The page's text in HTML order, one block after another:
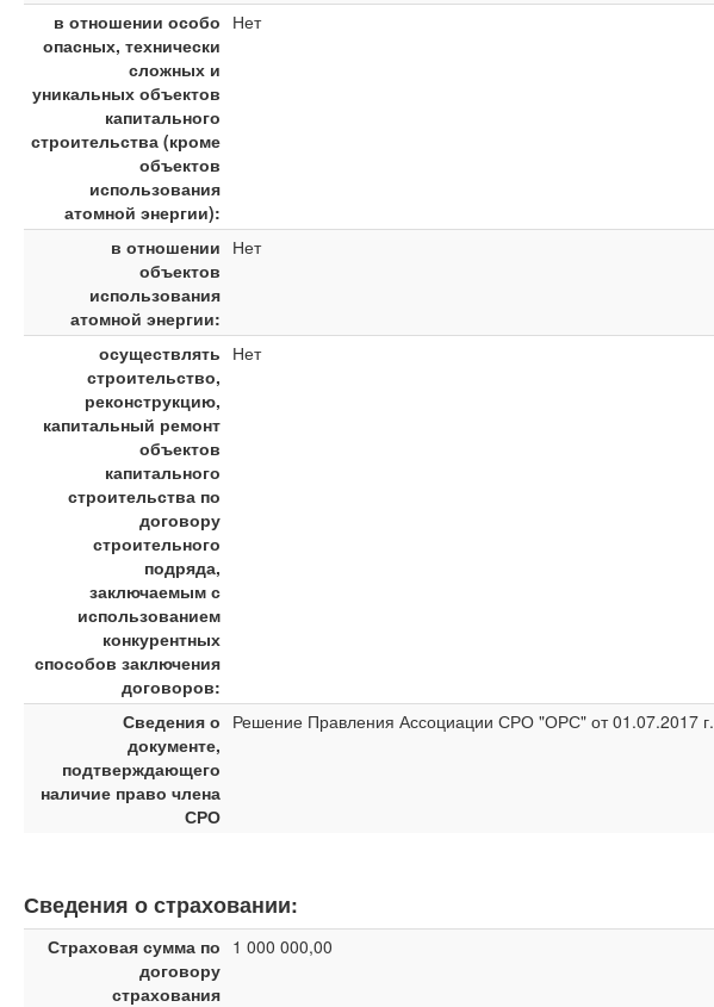
в отношении особо
опасных, технически
сложных и
уникальных объектов
капитального
строительства (кроме
объектов
использования
атомной энергии):
Нет
в отношении
объектов
использования
атомной энергии:
Нет
осуществлять
строительство,
реконструкцию,
капитальный ремонт
объектов
капитального
строительства по
договору
строительного
подряда,
заключаемым с
использованием
конкурентных
способов заключения
договоров:
Нет
Сведения о
документе,
подтверждающего
наличие право члена
СРО
Решение Правления Ассоциации СРО "ОРС" от 01.07.2017 г.
Сведения о страховании:
Страховая сумма по
договору
страхования
1 000 000,00